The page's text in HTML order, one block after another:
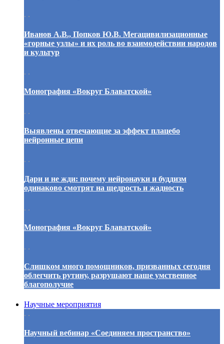
. .
Иванов А.В., Попков Ю.В. Мегацивилизационные
«горные узлы» и их роль во взаимодействии народов
и культур
. .
Монография «Вокруг Блаватской»
. .
Выявлены отвечающие за эффект плацебо
нейронные цепи
. .
Дари и не жди: почему нейронауки и буддизм
одинаково смотрят на щедрость и жадность
. .
Монография «Вокруг Блаватской»
. .
Слишком много помощников, призванных сегодня
облегчить рутину, разрушают наше умственное
благополучие
Научные мероприятия
. .
Научный вебинар «Соединяем пространство»